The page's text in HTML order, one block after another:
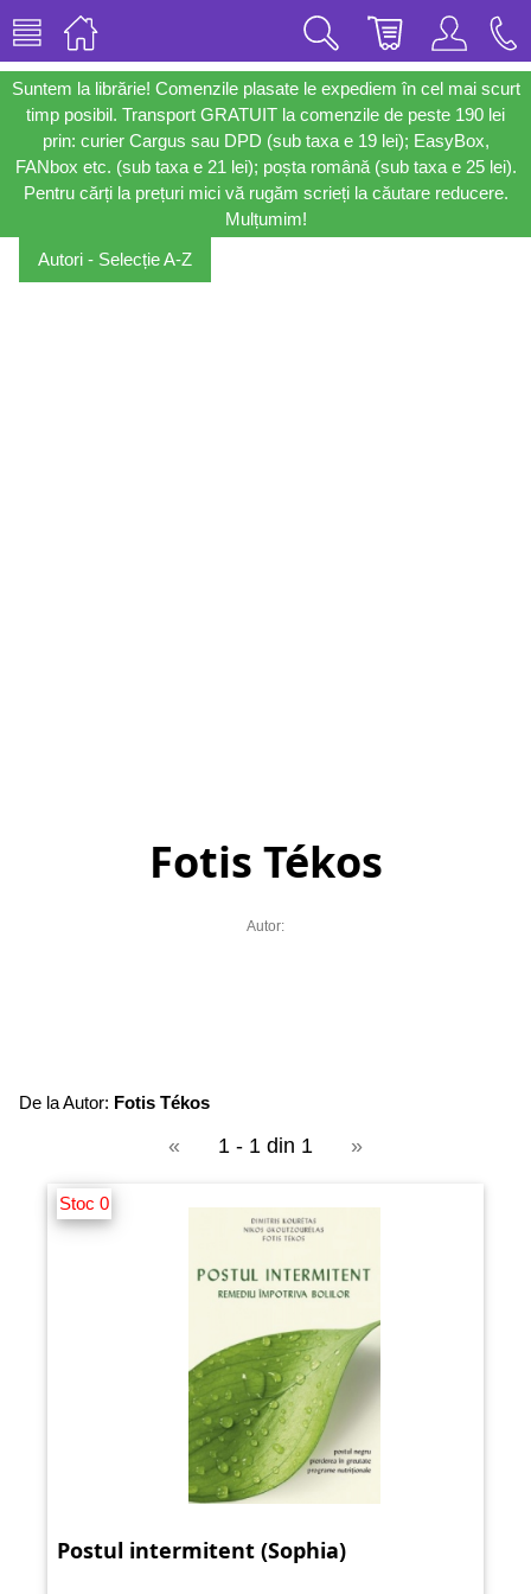
Suntem la librărie! Comenzile plasate le expediem în cel mai scurt
timp posibil. Transport GRATUIT la comenzile de peste 190 lei
prin: curier Cargus sau DPD (sub taxa e 19 lei); EasyBox,
FANbox etc. (sub taxa e 21 lei); poșta română (sub taxa e 25 lei).
Pentru cărți la prețuri mici vă rugăm scrieți la căutare reducere.
Mulțumim!
Autori - Selecție A-Z
Fotis Tékos
Autor:
De la Autor: Fotis Tékos
« 1 - 1 din 1 »
Stoc 0
Postul intermitent (Sophia)